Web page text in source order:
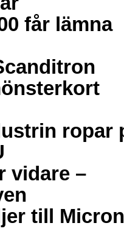
får lämna
ropar
vidare –
till Micron